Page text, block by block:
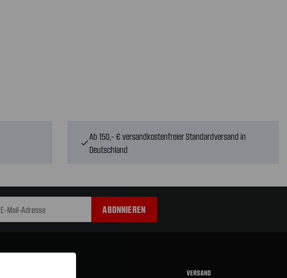
check
Ab 150,- € versandkostenfreier Standardversand in
Deutschland
VERSAND